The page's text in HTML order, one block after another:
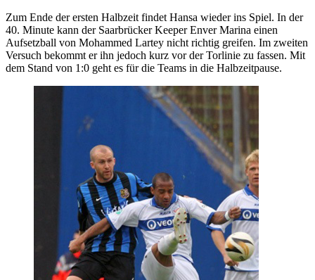
Zum Ende der ersten Halbzeit findet Hansa wieder ins Spiel. In der
40. Minute kann der Saarbrücker Keeper Enver Marina einen
Aufsetzball von Mohammed Lartey nicht richtig greifen. Im zweiten
Versuch bekommt er ihn jedoch kurz vor der Torlinie zu fassen. Mit
dem Stand von 1:0 geht es für die Teams in die Halbzeitpause.